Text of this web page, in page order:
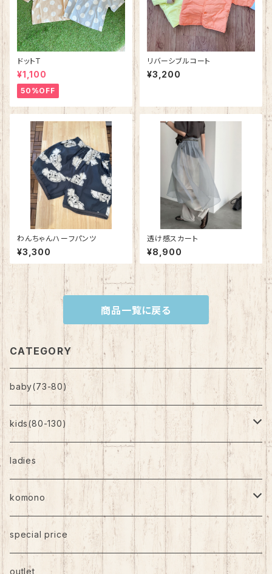
ドットT
¥1,100
50%OFF
リバーシブルコート
¥3,200
わんちゃんハーフパンツ
¥3,300
透け感スカート
¥8,900
商品一覧に戻る
CATEGORY
baby(73-80)
kids(80-130)
トップス
ボトムス
ワンピース
ladies
komono
帽子
靴下
special price
outlet